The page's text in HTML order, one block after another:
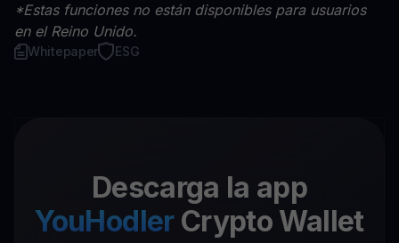
*Estas funciones no están disponibles para usuarios
en el Reino Unido.
Whitepaper ESG
Descarga la app
YouHodler Crypto Wallet